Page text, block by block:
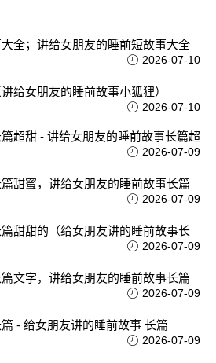
全；讲给女朋友的睡前短故事大全
2026-07-10
给女朋友的睡前故事小狐狸）
2026-07-10
超甜 - 讲给女朋友的睡前故事长篇超
2026-07-09
甜蜜，讲给女朋友的睡前故事长篇
2026-07-09
甜甜的（给女朋友讲的睡前故事长
2026-07-09
文字，讲给女朋友的睡前故事长篇
2026-07-09
- 给女朋友讲的睡前故事 长篇
2026-07-09